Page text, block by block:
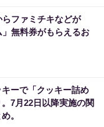
らファミチキなどが
無料券がもらえるお
ーで「クッキー詰め
7月22日以降実施の関
。